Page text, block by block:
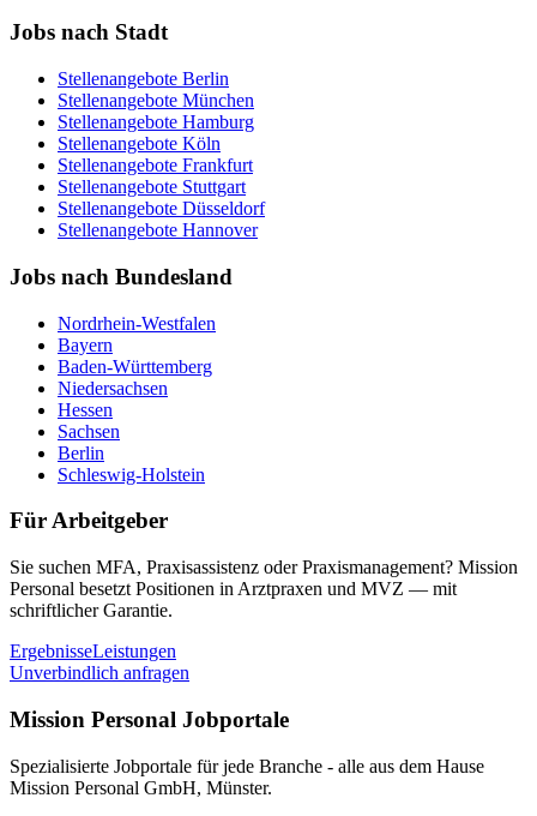
Jobs nach Stadt
Stellenangebote Berlin
Stellenangebote München
Stellenangebote Hamburg
Stellenangebote Köln
Stellenangebote Frankfurt
Stellenangebote Stuttgart
Stellenangebote Düsseldorf
Stellenangebote Hannover
Jobs nach Bundesland
Nordrhein-Westfalen
Bayern
Baden-Württemberg
Niedersachsen
Hessen
Sachsen
Berlin
Schleswig-Holstein
Für Arbeitgeber
Sie suchen MFA, Praxisassistenz oder Praxismanagement? Mission
Personal besetzt Positionen in Arztpraxen und MVZ — mit
schriftlicher Garantie.
ErgebnisseLeistungen
Unverbindlich anfragen
Mission Personal Jobportale
Spezialisierte Jobportale für jede Branche - alle aus dem Hause
Mission Personal GmbH, Münster.